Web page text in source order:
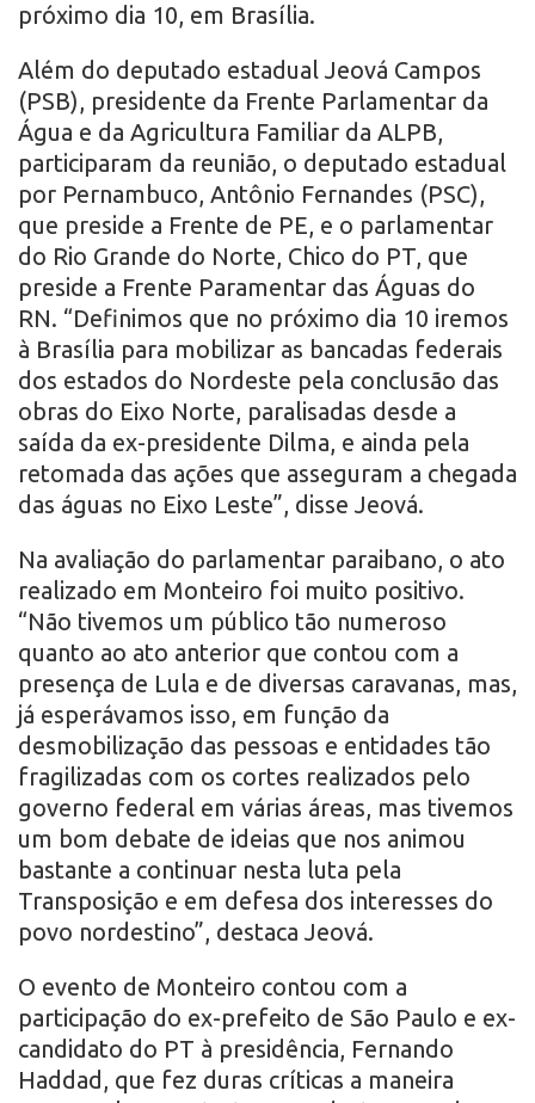
próximo dia 10, em Brasília.
Além do deputado estadual Jeová Campos
(PSB), presidente da Frente Parlamentar da
Água e da Agricultura Familiar da ALPB,
participaram da reunião, o deputado estadual
por Pernambuco, Antônio Fernandes (PSC),
que preside a Frente de PE, e o parlamentar
do Rio Grande do Norte, Chico do PT, que
preside a Frente Paramentar das Águas do
RN. “Definimos que no próximo dia 10 iremos
à Brasília para mobilizar as bancadas federais
dos estados do Nordeste pela conclusão das
obras do Eixo Norte, paralisadas desde a
saída da ex-presidente Dilma, e ainda pela
retomada das ações que asseguram a chegada
das águas no Eixo Leste”, disse Jeová.
Na avaliação do parlamentar paraibano, o ato
realizado em Monteiro foi muito positivo.
“Não tivemos um público tão numeroso
quanto ao ato anterior que contou com a
presença de Lula e de diversas caravanas, mas,
já esperávamos isso, em função da
desmobilização das pessoas e entidades tão
fragilizadas com os cortes realizados pelo
governo federal em várias áreas, mas tivemos
um bom debate de ideias que nos animou
bastante a continuar nesta luta pela
Transposição e em defesa dos interesses do
povo nordestino”, destaca Jeová.
O evento de Monteiro contou com a
participação do ex-prefeito de São Paulo e ex-
candidato do PT à presidência, Fernando
Haddad, que fez duras críticas a maneira